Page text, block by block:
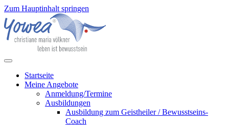
Zum Hauptinhalt springen
Startseite
Meine Angebote
Anmeldung/Termine
Ausbildungen
Ausbildung zum Geistheiler / Bewusstseins-
Coach